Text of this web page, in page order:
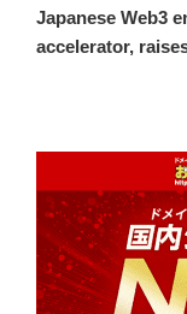
ー
シ
の
投
Japanese Web3
accelerator,